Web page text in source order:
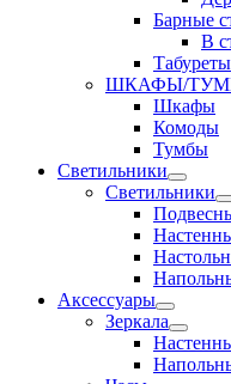
Барные
В
Табуреты
ШКАФЫ/
Шкафы
Комоды
Тумбы
Светильники
Светильники
Аксессуары
Зеркала